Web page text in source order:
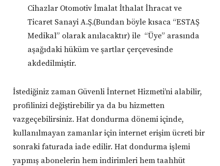
Cihazlar Otomotiv İmalat İthalat İhracat ve
Ticaret Sanayi A.Ş.(Bundan böyle kısaca “ESTAŞ
Medikal” olarak anılacaktır) ile “Üye” arasında
aşağıdaki hüküm ve şartlar çerçevesinde
akdedilmiştir.
İstediğiniz zaman Güvenli İnternet Hizmeti’ni alabilir,
profilinizi değiştirebilir ya da bu hizmetten
vazgeçebilirsiniz. Hat dondurma dönemi içinde,
kullanılmayan zamanlar için internet erişim ücreti bir
sonraki faturada iade edilir. Hat dondurma işlemi
yapmış abonelerin hem indirimleri hem taahhüt